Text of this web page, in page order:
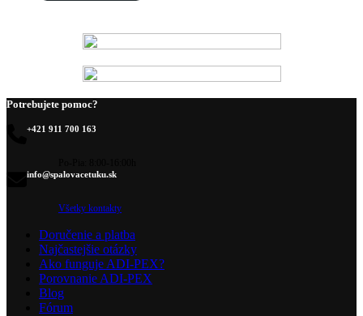
Potrebujete pomoc?
+421 911 700 163
info@spalovacetuku.sk
Všetky kontakty
Doručenie a platba
Najčastejšie otázky
Ako funguje ADI-PEX?
Porovnanie ADI-PEX
Blog
Fórum